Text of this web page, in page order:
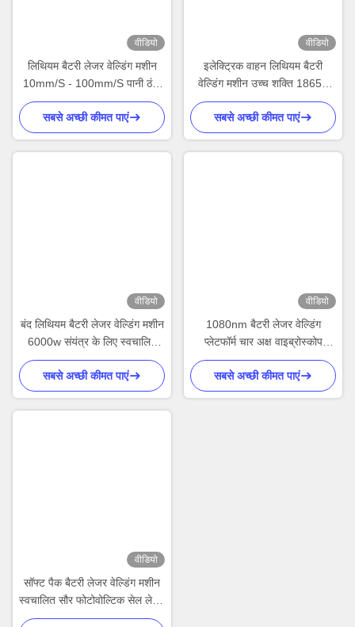
वीडियो
लिथियम बैटरी लेजर वेल्डिंग मशीन
10mm/S - 100mm/S पानी ठंडा
मशीन वेल्डिंग
सबसे अच्छी कीमत पाएं
वीडियो
इलेक्ट्रिक वाहन लिथियम बैटरी
वेल्डिंग मशीन उच्च शक्ति 18650
बैटरी पोर्टेबल बैटरी वेल्डर
सबसे अच्छी कीमत पाएं
वीडियो
बंद लिथियम बैटरी लेजर वेल्डिंग मशीन
6000w संयंत्र के लिए स्वचालित
वेल्डिंग उपकरण
सबसे अच्छी कीमत पाएं
वीडियो
1080nm बैटरी लेजर वेल्डिंग
प्लेटफॉर्म चार अक्ष वाइब्रोस्कोप
लिथियम बैटरी स्पॉट वेल्डिंग मशीन
सबसे अच्छी कीमत पाएं
वीडियो
सॉफ्ट पैक बैटरी लेजर वेल्डिंग मशीन
स्वचालित सौर फोटोवोल्टिक सेल लेजर
वेल्डिंग उपकरण